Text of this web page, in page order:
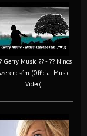
Gerry Music ?? - ?? Nincs
(Official Music
Video)